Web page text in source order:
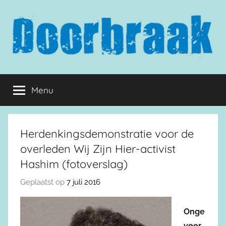
inhoud
springen
Doorbraak.eu
Menu
Herdenkingsdemonstratie voor de
overleden Wij Zijn Hier-activist
Hashim (fotoverslag)
Geplaatst op 7 juli 2016
Onge